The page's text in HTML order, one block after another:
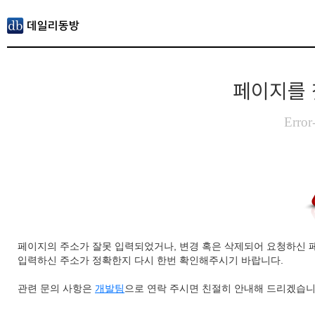
페이지를
페이지의 주소가 잘못 입력되었거나, 변경 혹은 삭제되어 요청하신
입력하신 주소가 정확한지 다시 한번 확인해주시기 바랍니다.
관련 문의 사항은 개발팀 으로 연락 주시면 친절히 안내해 드리겠습